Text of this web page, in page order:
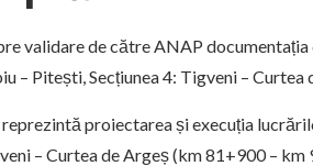
validare de către ANAP
– Pitești, Secțiunea 4: Tigveni – Curtea
proiectarea și execuția
– Curtea de Argeș (km 81+900 –